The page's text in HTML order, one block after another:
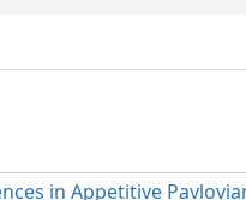
in Appetitive